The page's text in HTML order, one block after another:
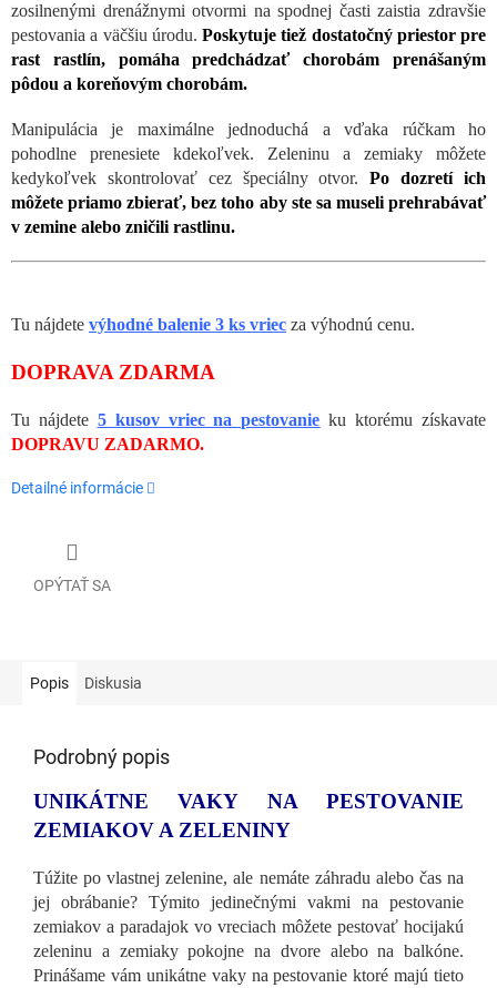
zosilnenými drenážnymi otvormi na spodnej časti zaistia zdravšie
pestovania a väčšiu úrodu. Poskytuje tiež dostatočný priestor pre
rast rastlín, pomáha predchádzať chorobám prenášaným
pôdou a koreňovým chorobám.
Manipulácia je maximálne jednoduchá a vďaka rúčkam ho
pohodlne prenesiete kdekoľvek. Zeleninu a zemiaky môžete
kedykoľvek skontrolovať cez špeciálny otvor.Po dozretí ich
môžete priamo zbierať, bez toho aby ste sa museli prehrabávať
v zemine alebo zničili rastlinu.
Tu nájdete výhodné balenie 3 ks vriec za výhodnú cenu.
DOPRAVA ZDARMA
Tu nájdete 5 kusov vriec na pestovanie ku ktorému získavate
DOPRAVU ZADARMO.
Detailné informácie
OPÝTAŤ SA
Popis Diskusia
Podrobný popis
UNIKÁTNE VAKY NA PESTOVANIE
ZEMIAKOV A ZELENINY
Túžite po vlastnej zelenine, ale nemáte záhradu alebo čas na
jej obrábanie? Týmito jedinečnými vakmi na pestovanie
zemiakov a paradajok vo vreciach môžete pestovať hocijakú
zeleninu a zemiaky pokojne na dvore alebo na balkóne.
Prinášame vám unikátne vaky na pestovanie ktoré majú tieto